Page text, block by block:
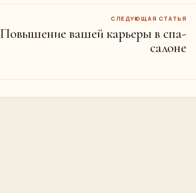
СЛЕДУЮЩАЯ СТАТЬЯ
Повышение вашей карьеры в спа-
салоне